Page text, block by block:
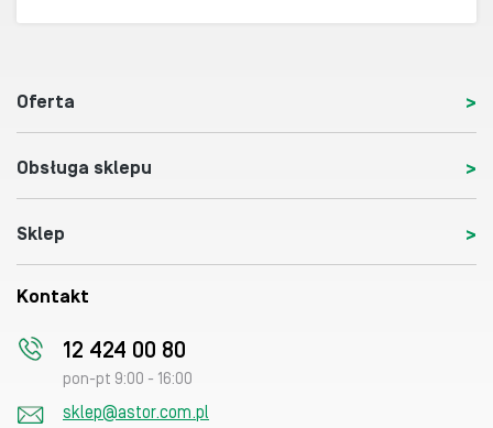
Oferta
Obsługa sklepu
Sklep
Kontakt
12 424 00 80
pon-pt 9:00 - 16:00
sklep@astor.com.pl